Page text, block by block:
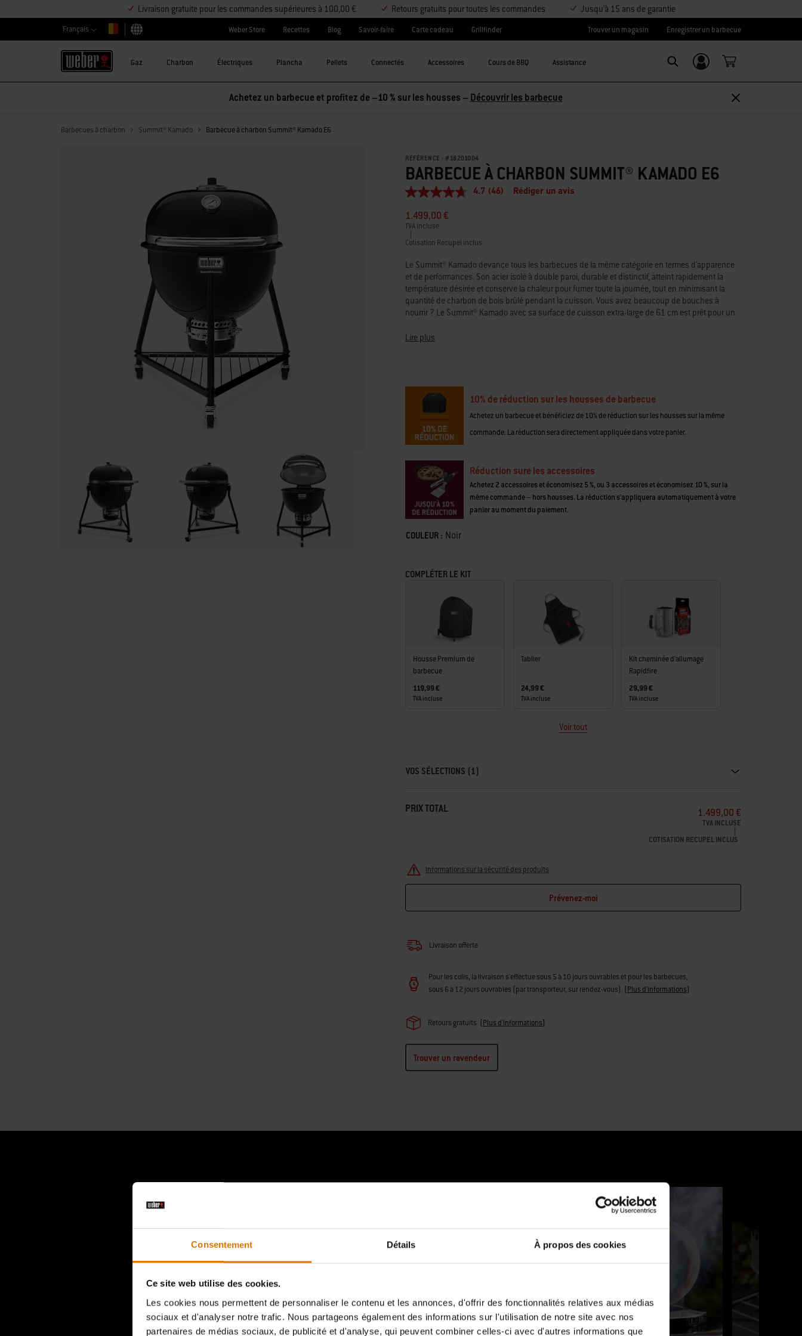
Consentement Détails À propos des cookies
Ce site web utilise des cookies.
Les cookies nous permettent de personnaliser le contenu et les annonces, d'offrir des fonctionnalités relatives aux médias
sociaux et d'analyser notre trafic. Nous partageons également des informations sur l'utilisation de notre site avec nos
partenaires de médias sociaux, de publicité et d'analyse, qui peuvent combiner celles-ci avec d'autres informations que
Livraison gratuite pour les commandes supérieures à 100,00 € Retours gratuits pour toutes les commandes Jusqu'à 15 ans de garantie
Français
Choisir un pays
Weber Store Recettes Blog Savoir-faire Carte cadeau Grillfinder Trouver un magasin Enregistrer un barbecue
Gaz Charbon Électriques Plancha Pellets Connectés Accessoires Cours de BBQ Assistance
Se connecter/
S’inscrire
Réduction sur les accessoires – Achetez 2 accessoires et économisez 5 %, ou 3 accessoires et économisez 10 % –
Barbecues à charbon Summit® Kamado Barbecue à charbon Summit® Kamado E6
RÉFÉRENCE : # 18201004
BARBECUE À CHARBON SUMMIT® KAMADO E6
4.7
sur
5,
de
note
moyenne.
Read
46
Reviews.
Lien
même
4.7 (46) Rédiger un avis
1.499,00 €
TVA incluse
Cotisation Recupel inclus
Le Summit®️ Kamado devance tous les barbecues de la même catégorie en termes d'apparence
et de performances. Son acier isolé à double paroi, durable et distinctif, atteint rapidement la
température désirée et conserve la chaleur pour fumer toute la journée, tout en minimisant la
quantité de charbon de bois brûlé pendant la cuisson. Vous avez beaucoup de bouches à
nourrir ? Le Summit®️ Kamado avec sa surface de cuisson extra-large de 61 cm est prêt pour un
transformer votre Kamado en un gril à charbon de bois ordinaire pour saisir les steaks, griller le
• Construction en acier et finition en porcelaine émaillée pour la durabilité
• La ventilation de couvercle Rapidfire augmente le débit d'air pour atteindre rapidement une
chaleur élevée
• Système de nettoyage One-Touch pour un nettoyage facile
• Grille de combustible réglable pour fumer ou saisir à haute température
• Système GBS (Gourmet BBQ System) prêt à l'emploi, ustensiles de cuisine vendus séparément
Lire plus
10% de réduction sur les housses de barbecue
Achetez un barbecue et bénéficiez de 10% de réduction sur les housses sur la même
commande. La réduction sera directement appliquée dans votre panier.
Réduction sure les accessoires
Achetez 2 accessoires et économisez 5 %, ou 3 accessoires et économisez 10 %, sur la
même commande – hors housses. La réduction s'appliquera automatiquement à votre
panier au moment du paiement.
Color
COULEUR : Noir
COMPLÉTER LE KIT
Housse Premium de
barbecue
119,99 €
TVA incluse
Tablier
24,99 €
TVA incluse
Kit cheminée d'allumage
Rapidfire
29,99 €
TVA incluse
Voir tout
VOS SÉLECTIONS (1)
PRIX TOTAL 1.499,00 €
TVA INCLUSE
COTISATION RECUPEL INCLUS
Informations sur la sécurité des produits
Prévenez-moi
Livraison offerte
Pour les colis, la livraison s'effectue sous 5 à 10 jours ouvrables et pour les barbecues,
sous 6 à 12 jours ouvrables (par transporteur, sur rendez-vous). (Plus d'informations)
Retours gratuits (Plus d'informations)
Trouver un revendeur
Il s’agit d’un carrousel de bannières de liste de produits. Utilisez les boutons Suivant et Précédent pour naviguer ou passez à une diapositive à l’aide des points de